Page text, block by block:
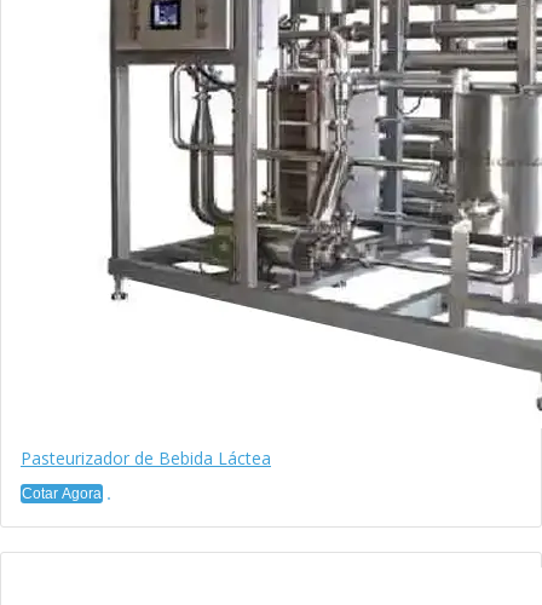
Pasteurizador de Bebida Láctea
Cotar Agora